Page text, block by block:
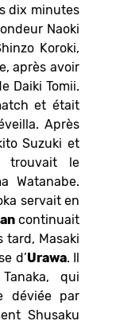
dix minutes
Naoki
Koroki,
après avoir
Daiki Tomii.
et était
Après
Suzuki et
trouvait le
Watanabe.
servait en
continuait
Masaki
d’Urawa. Il
qui
déviée par
Shusaku